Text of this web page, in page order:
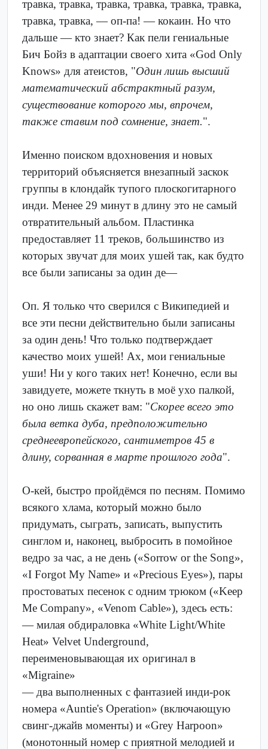
травка, травка, травка, травка, травка, травка,
травка, травка, — оп-па! — кокаин. Но что
дальше — кто знает? Как пели гениальные
Бич Бойз в адаптации своего хита «God Only
Knows» для атеистов, "Один лишь высший
математический абстрактный разум,
существование которого мы, впрочем,
также ставим под сомнение, знает.".
Именно поиском вдохновения и новых
территорий объясняется внезапный заскок
группы в клондайк тупого плоскогитарного
инди. Менее 29 минут в длину это не самый
отвратительный альбом. Пластинка
предоставляет 11 треков, большинство из
которых звучат для моих ушей так, как будто
все были записаны за один де—
Оп. Я только что сверился с Википедией и
все эти песни действительно были записаны
за один день! Что только подтверждает
качество моих ушей! Ах, мои гениальные
уши! Ни у кого таких нет! Конечно, если вы
завидуете, можете ткнуть в моё ухо палкой,
но оно лишь скажет вам: "Скорее всего это
была ветка дуба, предположительно
среднеевропейского, сантиметров 45 в
длину, сорванная в марте прошлого года".
О-кей, быстро пройдёмся по песням. Помимо
всякого хлама, который можно было
придумать, сыграть, записать, выпустить
синглом и, наконец, выбросить в помойное
ведро за час, а не день («Sorrow or the Song»,
«I Forgot My Name» и «Precious Eyes»), пары
простоватых песенок с одним трюком («Keep
Me Company», «Venom Cable»), здесь есть:
— милая обдираловка «White Light/White
Heat» Velvet Underground,
переименовывающая их оригинал в
«Migraine»
— два выполненных с фантазией инди-рок
номера «Auntie's Operation» (включающую
свинг-джайв моменты) и «Grey Harpoon»
(монотонный номер с приятной мелодией и